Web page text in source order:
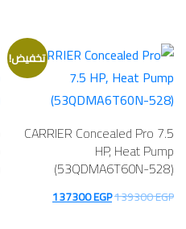
97055 EGP.
95055 EGP.تخفيض!
CARRIER Concealed Pro 7.5
HP, Heat Pump
(53QDMA6T60N-528)
139300EGP
السعر137300EGP